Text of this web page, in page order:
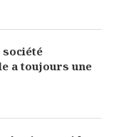
société
a toujours une